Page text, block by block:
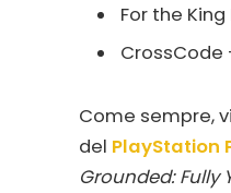
For the King
CrossCode
Come sempre,
del PlayStation
Grounded: Fully